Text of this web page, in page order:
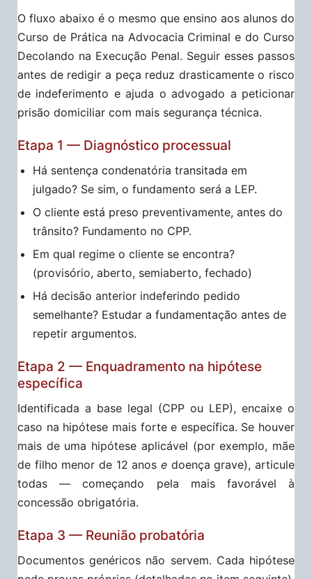
O fluxo abaixo é o mesmo que ensino aos alunos do
Curso de Prática na Advocacia Criminal e do Curso
Decolando na Execução Penal. Seguir esses passos
antes de redigir a peça reduz drasticamente o risco
de indeferimento e ajuda o advogado a peticionar
prisão domiciliar com mais segurança técnica.
Etapa 1 — Diagnóstico processual
Há sentença condenatória transitada em
julgado? Se sim, o fundamento será a LEP.
O cliente está preso preventivamente, antes do
trânsito? Fundamento no CPP.
Em qual regime o cliente se encontra?
(provisório, aberto, semiaberto, fechado)
Há decisão anterior indeferindo pedido
semelhante? Estudar a fundamentação antes de
repetir argumentos.
Etapa 2 — Enquadramento na hipótese
específica
Identificada a base legal (CPP ou LEP), encaixe o
caso na hipótese mais forte e específica. Se houver
mais de uma hipótese aplicável (por exemplo, mãe
de filho menor de 12 anos e doença grave), articule
todas — começando pela mais favorável à
concessão obrigatória.
Etapa 3 — Reunião probatória
Documentos genéricos não servem. Cada hipótese